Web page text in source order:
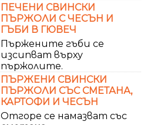
ПЕЧЕНИ СВИНСКИ
ПЪРЖОЛИ С ЧЕСЪН И
ГЪБИ В ГЮВЕЧ
Пържените гъби се
изсипват върху
пържолите.
ПЪРЖЕНИ СВИНСКИ
ПЪРЖОЛИ СЪС СМЕТАНА,
КАРТОФИ И ЧЕСЪН
Отгоре се намазват със